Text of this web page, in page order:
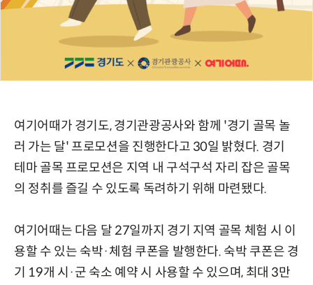
여기어때가 경기도, 경기관광공사와 함께 '경기 골목 놀
러 가는 달' 프로모션을 진행한다고 30일 밝혔다. 경기
테마 골목 프로모션은 지역 내 구석구석 자리 잡은 골목
의 정취를 즐길 수 있도록 독려하기 위해 마련됐다.
여기어때는 다음 달 27일까지 경기 지역 골목 체험 시 이
용할 수 있는 숙박·체험 쿠폰을 발행한다. 숙박 쿠폰은 경
기 19개 시·군 숙소 예약 시 사용할 수 있으며, 최대 3만